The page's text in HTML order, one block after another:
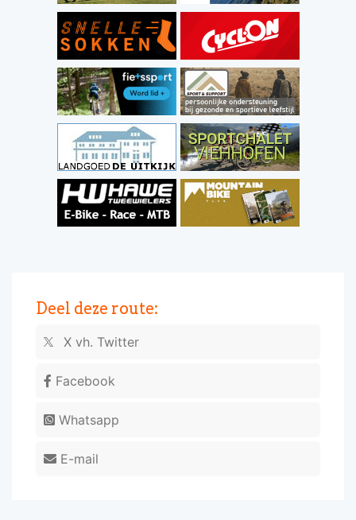
Deel deze route:
X vh. Twitter
Facebook
Whatsapp
E-mail